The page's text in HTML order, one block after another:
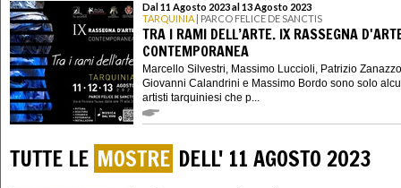
Dal 11 Agosto 2023 al 13 Agosto 2023
TARQUINIA | PARCO FELICE DE SANCTIS
TRA I RAMI DELL’ARTE. IX RASSEGNA
CONTEMPORANEA
Marcello Silvestri, Massimo Luccioli, Patrizio
Giovanni Calandrini e Massimo Bordo sono solo
artisti tarquiniesi che p...
TUTTE LE MOSTRE DELL' 11 AGOSTO 2023